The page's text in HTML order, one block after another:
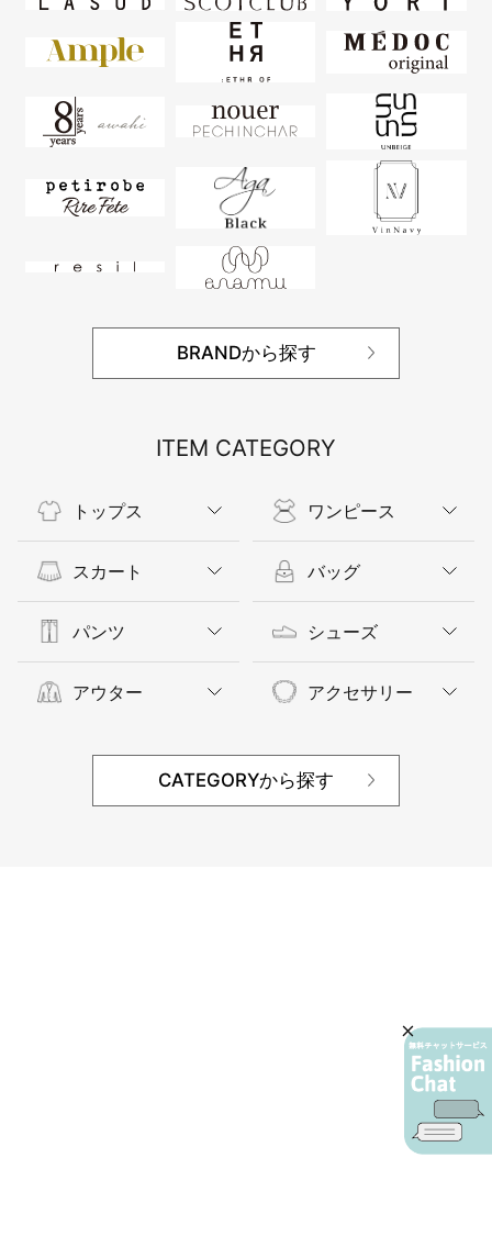
BRANDから探す
ITEM CATEGORY
トップス
スカート
パンツ
アウター
ワンピース
バッグ
シューズ
アクセサリー
CATEGORYから探す